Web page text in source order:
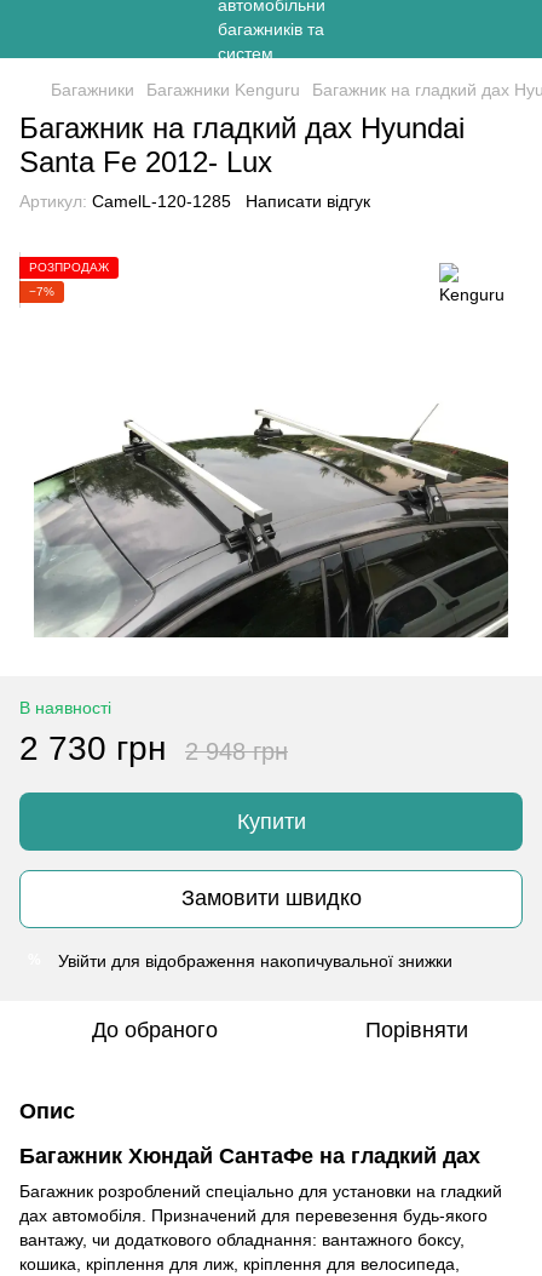
Багажники Багажники Kenguru Багажник на гладкий дах
Багажник на гладкий дах Hyundai
Santa Fe 2012- Lux
Артикул: CamelL-120-1285 Написати відгук
РОЗПРОДАЖ
−7%
В наявності
2 730 грн 2 948 грн
Купити
Замовити швидко
Увійти для відображення накопичувальної знижки
До обраного Порівняти
Опис
Багажник Хюндай СантаФе на гладкий дах
Багажник розроблений спеціально для установки на гладкий
дах автомобіля. Призначений для перевезення будь-якого
вантажу, чи додаткового обладнання: вантажного боксу,
кошика, кріплення для лиж, кріплення для велосипеда,